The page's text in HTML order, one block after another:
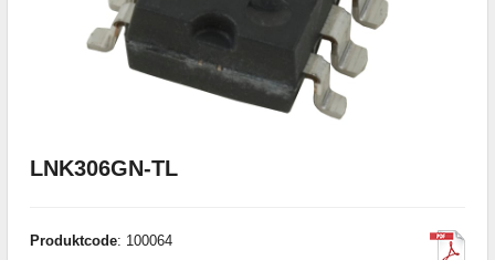
LNK306GN-TL
Produktcode: 100064